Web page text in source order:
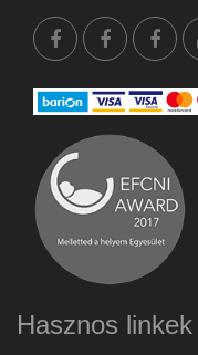
Hasznos linkek